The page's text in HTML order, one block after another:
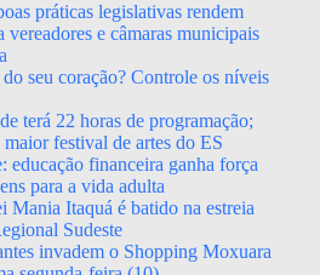
práticas legislativas rendem
vereadores e câmaras municipais
seu coração? Controle os níveis
terá 22 horas de programação;
festival de artes do ES
educação financeira ganha força
para a vida adulta
Itaquá é batido na estreia
Sudeste
invadem o Shopping Moxuara